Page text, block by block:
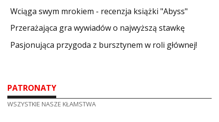
Wciąga swym mrokiem - recenzja książki "Abyss"
​Przerażająca gra wywiadów o najwyższą stawkę
Pasjonująca przygoda z bursztynem w roli głównej!
PATRONATY
WSZYSTKIE NASZE KŁAMSTWA